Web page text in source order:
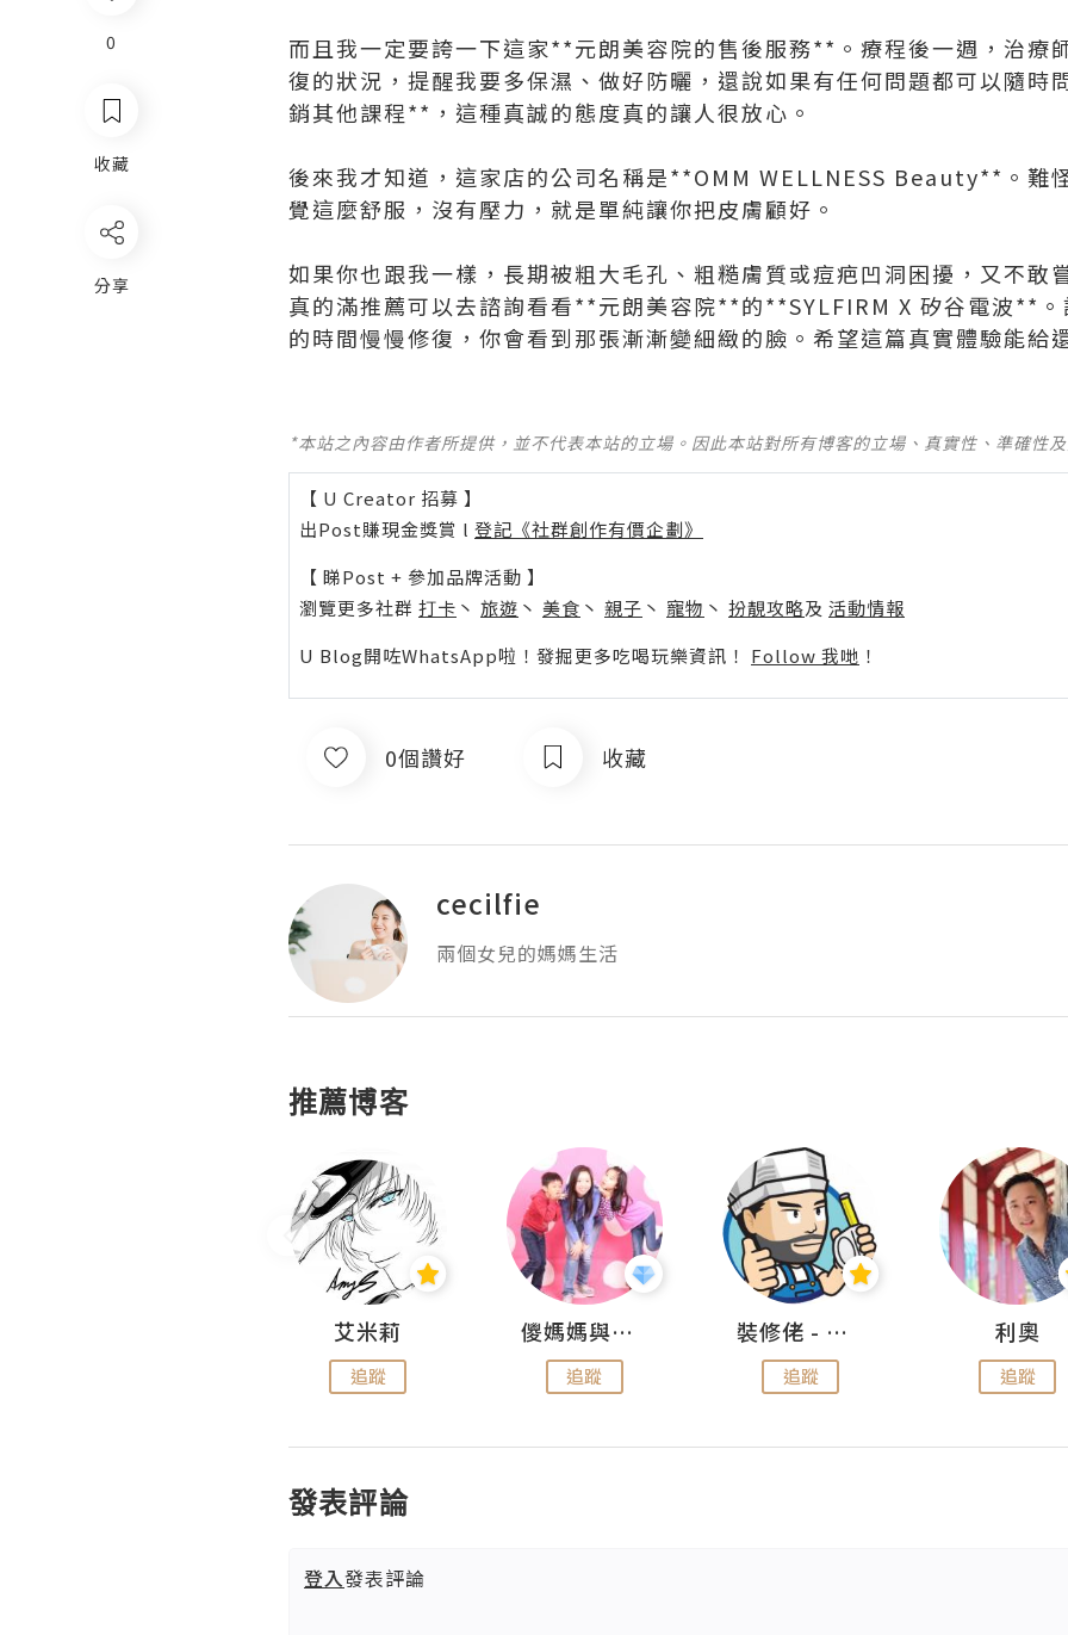
0
收藏
分享
而且我一定要誇一下這家**元朗美容院的售後服務**。療程後一週，治療
復的狀況，提醒我要多保濕、做好防曬，還說如果有任何問題都可以隨時
銷其他課程**，這種真誠的態度真的讓人很放心。
後來我才知道，這家店的公司名稱是**OMM WELLNESS Beauty**。難
覺這麼舒服，沒有壓力，就是單純讓你把皮膚顧好。
如果你也跟我一樣，長期被粗大毛孔、粗糙膚質或痘疤凹洞困擾，又不敢
真的滿推薦可以去諮詢看看**元朗美容院**的**SYLFIRM X 矽谷電波**
的時間慢慢修復，你會看到那張漸漸變細緻的臉。希望這篇真實體驗能給
*本站之內容由作者所提供，並不代表本站的立場。因此本站對所有博客的立場、真實性、準確性
【 U Creator 招募 】
出Post賺現金獎賞 l 登記《社群創作有價企劃》
【 睇Post + 參加品牌活動 】
瀏覽更多社群 打卡 丶 旅遊 丶 美食 丶 親子 丶 寵物 丶 扮靚攻略及 活動情報
U Blog開咗WhatsApp啦！發掘更多吃喝玩樂資訊！ Follow 我哋 ！
0個讚好 收藏
cecilfie
兩個女兒的媽媽生活
推薦博客
艾米莉
追蹤
儍媽媽與兩隻小魔怪之家
追蹤
裝修佬 - 香港一站式網上裝修平台
追蹤
利奧
追蹤
發表評論
登入發表評論